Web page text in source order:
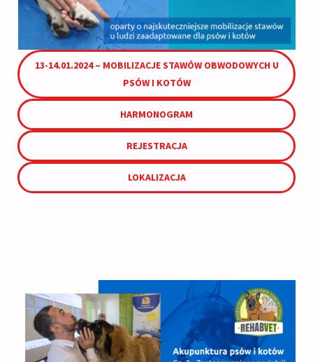
13-14.01.2024 – MOBILIZACJE STAWÓW OBWODOWYCH U
PSÓW I KOTÓW
HARMONOGRAM
REJESTRACJA
LOKALIZACJA